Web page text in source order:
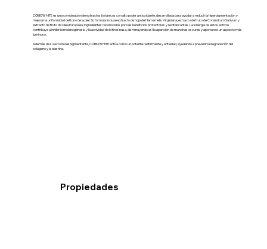
COBIOWHITE es una combinación de extractos botánicos con alto poder antioxidante, desarrollada para ayudar a reducir la hiperpigmentación y
mejorar la uniformidad del tono de la piel. Su fórmula incluye extracto de hoja de Hamamelis Virginiana, extracto de fruto de Coriandrum Sativum y
extracto de fruto de Olea Europaea, ingredientes reconocidos por sus beneficios protectores y revitalizantes. La sinergia de estos activos
contribuye a inhibir la melanogénesis y la actividad de la tirosinasa, disminuyendo así la aparición de manchas oscuras y aportando un aspecto más
luminoso.
Además de su acción despigmentante, COBIOWHITE actúa como un potente reafirmante y antiedad, ayudando a prevenir la degradación del
colágeno y la elastina.
Propiedades